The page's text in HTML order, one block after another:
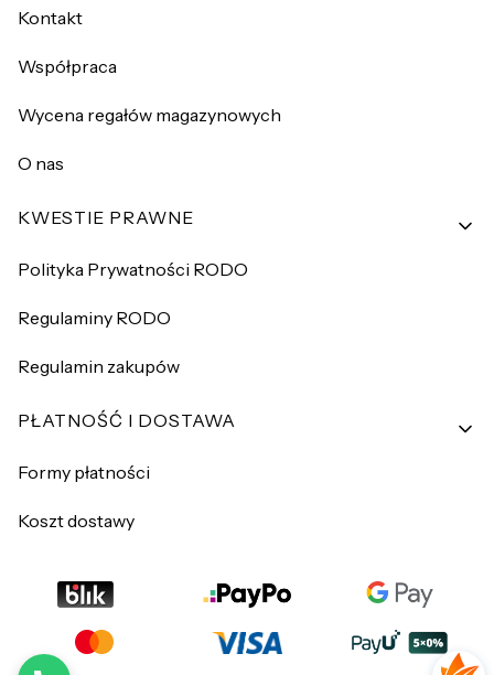
Kontakt
Współpraca
Wycena regałów magazynowych
O nas
KWESTIE PRAWNE
Polityka Prywatności RODO
Regulaminy RODO
Regulamin zakupów
PŁATNOŚĆ I DOSTAWA
Formy płatności
Koszt dostawy